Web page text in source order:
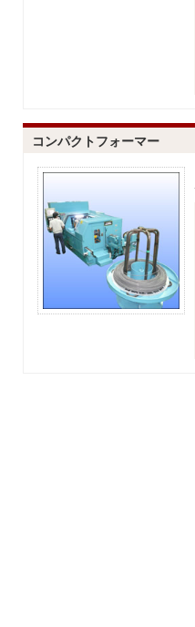
コンパクトフォーマー